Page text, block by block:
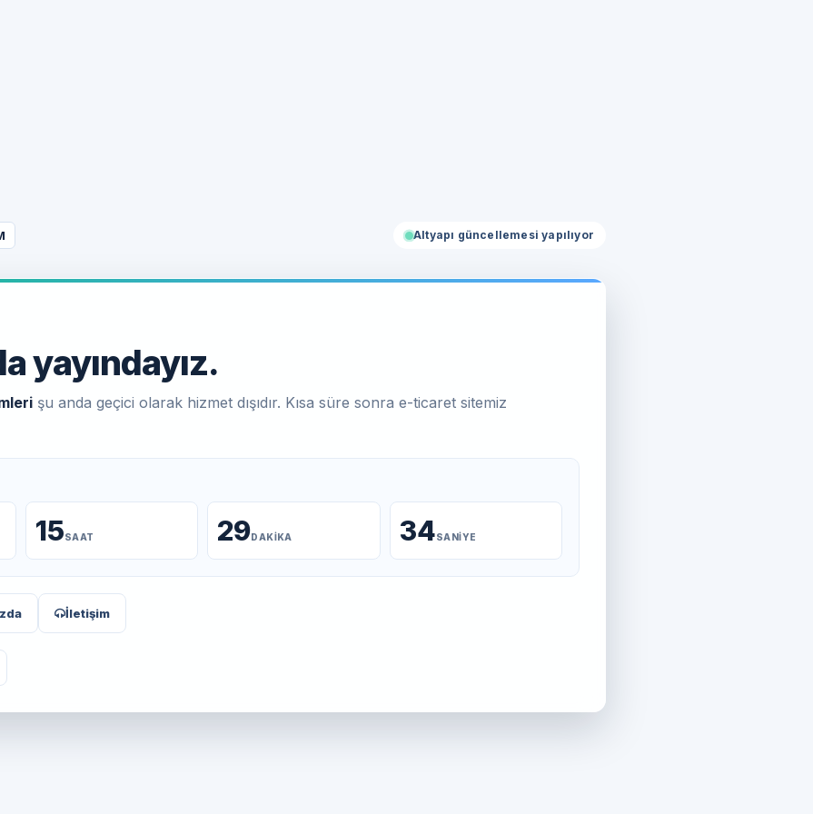
Altyapı güncellemesi yapılıyor
yayındayız.
şu anda geçici olarak hizmet dışıdır. Kısa süre sonra e-ticaret sitemiz
15SAAT 29DAKIKA 34SANIYE
İletişim